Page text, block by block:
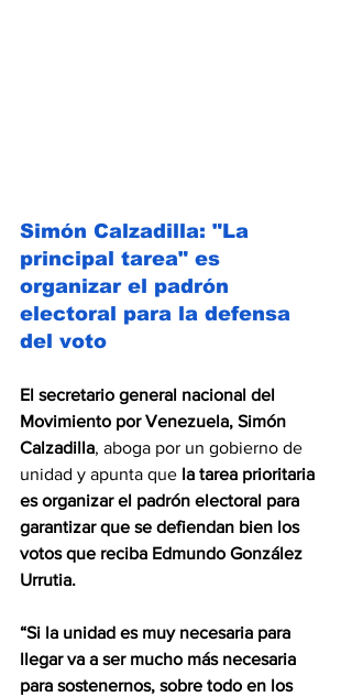
Simón Calzadilla: "La
principal tarea" es
organizar el padrón
electoral para la defensa
del voto
El secretario general nacional del
Movimiento por Venezuela, Simón
Calzadilla, aboga por un gobierno de
unidad y apunta que la tarea prioritaria
es organizar el padrón electoral para
garantizar que se defiendan bien los
votos que reciba Edmundo González
Urrutia.
“Si la unidad es muy necesaria para
llegar va a ser mucho más necesaria
para sostenernos, sobre todo en los